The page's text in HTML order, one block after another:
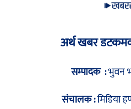
अर्थ खबर
सम्पादक :भुवन
संचालक :मिडिया